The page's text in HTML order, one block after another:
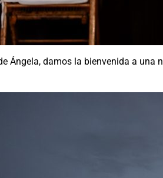
Ángela, damos la bienvenida a